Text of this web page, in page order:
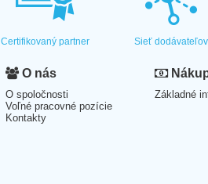
Certifikovaný partner Sieť dodávateľov
O nás
O spoločnosti
Voľné pracovné pozície
Kontakty
Základné